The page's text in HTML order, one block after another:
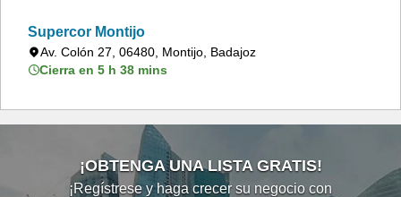
Supercor Montijo
Av. Colón 27, 06480, Montijo, Badajoz
Cierra en 5 h 38 mins
¡OBTENGA UNA LISTA GRATIS!
¡Regístrese y haga crecer su negocio con